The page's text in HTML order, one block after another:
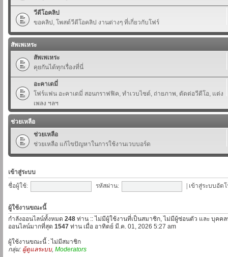
วีดีโอคลิป
ขอคลิป, โพสต์วีดีโอคลิป งานต่างๆ ที่เกี่ยวกับโฟร์
สัพเพเหระ
สัพเพเหระ
คุยกันได้ทุกเรื่องที่นี่
อะคาเดมี่
โฟร์แฟน อะคาเดมี่ สอนกราฟฟิค, ทำเวบไซต์, ถ่ายภาพ, ตัดต่อวีดีโอ, แต่ง
เพลง ฯลฯ
ช่วยเหลือ
ช่วยเหลือ
ช่วยเหลือ แก้ไขปัญหาในการใช้งานเวบบอร์ด
เข้าสู่ระบบ
ชื่อผู้ใช้:
รหัสผ่าน: เข้าสู่ระบบอัต
ผู้ใช้งานขณะนี้
กำลังออนไลน์ทั้งหมด 248 ท่าน :: ไม่มีผู้ใช้งานที่เป็นสมาชิก, ไม่มีผู้ซ่อนตัว และ บุคค
ออนไลน์มากที่สุด 1547 ท่าน เมื่อ อาทิตย์ มี.ค. 01, 2026 5:27 am
ผู้ใช้งานขณะนี้ : ไม่มีสมาชิก
กลุ่ม: ผู้ดูแลระบบ, Moderators